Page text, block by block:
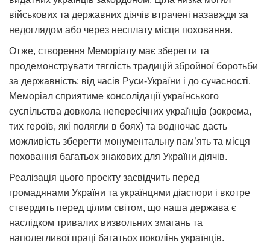
військових та державних діячів втрачені назавжди за
недоглядом або через несплату місця поховання.
Отже, створення Меморіалу має зберегти та
продемонструвати тяглість традицій збройної боротьби
за державність: від часів Руси-України і до сучасності.
Меморіал сприятиме консолідації українського
суспільства довкола непересічних українців (зокрема,
тих героїв, які полягли в боях) та водночас дасть
можливість зберегти монументальну пам’ять та місця
поховання багатьох знакових для України діячів.
Реалізація цього проєкту засвідчить перед
громадянами України та українцями діаспори і вкотре
ствердить перед цілим світом, що наша держава є
наслідком тривалих визвольних змагань та
наполегливої праці багатьох поколінь українців.